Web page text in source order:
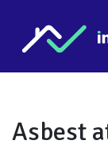
Asbest